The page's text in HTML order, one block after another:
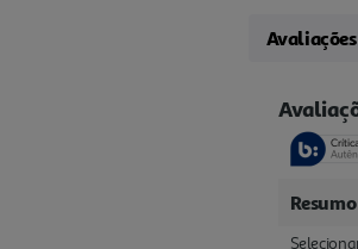
Avaliações